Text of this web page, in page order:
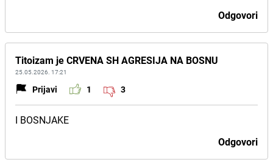
Odgovori
Titoizam je CRVENA SH AGRESIJA NA BOSNU
25.05.2026. 17:21
Prijavi 1 3
I BOSNJAKE
Odgovori